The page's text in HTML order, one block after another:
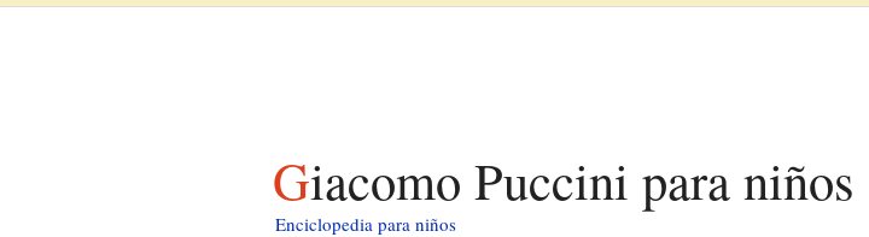
Giacomo Puccini para niños
Enciclopedia para niños